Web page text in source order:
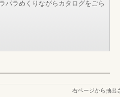
パラめくりながらカタログをごら
右ページから抽出